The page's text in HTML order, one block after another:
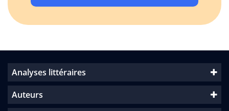
Analyses littéraires
Auteurs